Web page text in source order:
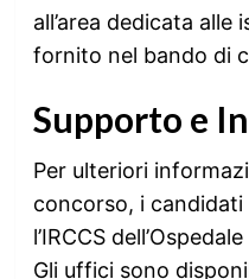
all’area dedicata
fornito nel bando di
Supporto e
Per ulteriori
concorso, i
l’IRCCS
Gli uffici sono